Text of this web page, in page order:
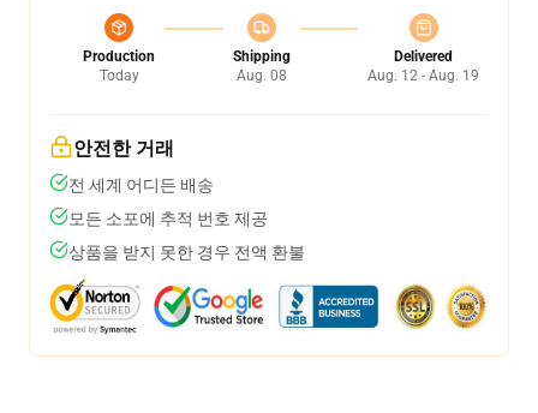
Production
Today
Shipping
Aug. 08
Delivered
Aug. 12 - Aug. 19
안전한 거래
전 세계 어디든 배송
모든 소포에 추적 번호 제공
상품을 받지 못한 경우 전액 환불